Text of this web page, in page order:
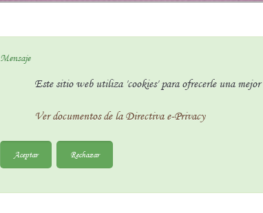
Mensaje
Este sitio web utiliza 'cookies' para ofrecerle una mejor
Ver documentos de la Directiva e-Privacy
Aceptar Rechazar